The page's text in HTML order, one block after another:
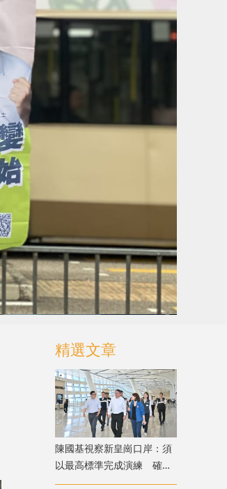
精選文章
陳國基視察新皇崗口岸：須
以最高標準完成演練 確保
通關萬無一失